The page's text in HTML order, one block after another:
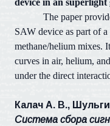
device in an superlight
The paper
SAW device as part of
methane/helium mixes.
curves in air, helium,
under the direct
Калач А. В.,
Система сбора